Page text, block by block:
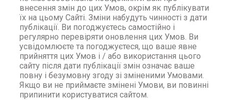
внесення змін до цих Умов, окрім як публікувати
їх на цьому Сайті. Зміни набудуть чинності з дати
публікації. Ви погоджуєтесь самостійно і
регулярно перевіряти оновлення цих Умов. Ви
усвідомлюєте та погоджуєтеся, що ваше явне
прийняття цих Умов і / або використання цього
сайту після дати публікації змін означає ваше
повну і безумовну згоду зі зміненими Умовами.
Якщо ви не приймаєте змінені Умови, ви повинні
припинити користуватися сайтом.